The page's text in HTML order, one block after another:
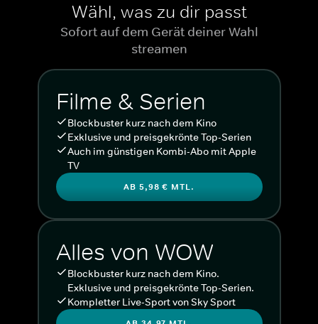
Wähl, was zu dir passt
Sofort auf dem Gerät deiner Wahl
streamen
Filme & Serien
Blockbuster kurz nach dem Kino
Exklusive und preisgekrönte Top-Serien
Auch im günstigen Kombi-Abo mit Apple
TV
AB 5,98 € MTL.
Alles von WOW
Blockbuster kurz nach dem Kino.
Exklusive und preisgekrönte Top-Serien.
Kompletter Live-Sport von Sky Sport